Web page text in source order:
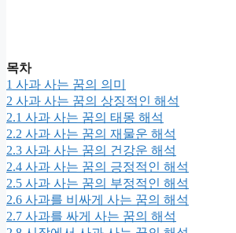
목차
1 사과 사는 꿈의 의미
2 사과 사는 꿈의 상징적인 해석
2.1 사과 사는 꿈의 태몽 해석
2.2 사과 사는 꿈의 재물운 해석
2.3 사과 사는 꿈의 건강운 해석
2.4 사과 사는 꿈의 긍정적인 해석
2.5 사과 사는 꿈의 부정적인 해석
2.6 사과를 비싸게 사는 꿈의 해석
2.7 사과를 싸게 사는 꿈의 해석